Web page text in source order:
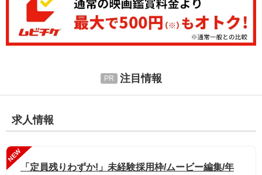
注目情報
求人情報
NEW
「定員残りわずか!」未経験採用枠/ムービー編集/年